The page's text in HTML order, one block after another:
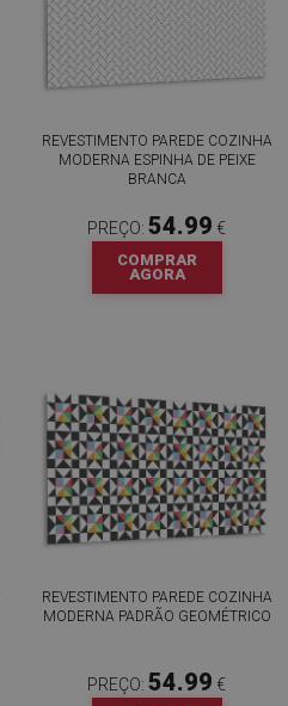
REVESTIMENTO PAREDE COZINHA
MODERNA ESPINHA DE PEIXE
BRANCA
PREÇO: 54.99 €
COMPRAR
AGORA
REVESTIMENTO PAREDE COZINHA
MODERNA PADRÃO GEOMÉTRICO
PREÇO: 54.99 €